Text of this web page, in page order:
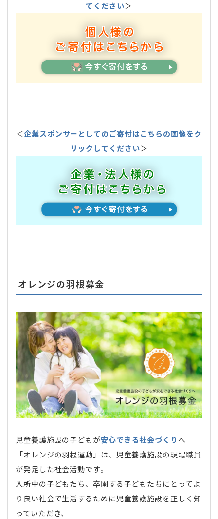
てください＞
＜企業スポンサーとしてのご寄付はこちらの画像をク
リックしてください＞
オレンジの羽根募金
児童養護施設の子どもが安心できる社会づくり へ
「オレンジの羽根運動」は、児童養護施設の現場職員
が発足した社会活動です。
入所中の子どもたち、卒園する子どもたちにとってよ
り良い社会で生活するために児童養護施設を正しく知
っていただき、